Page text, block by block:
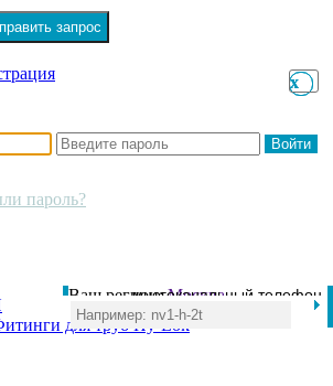
x
x
пароль?
многоканальный телефон
+7 (495) 984-41-00
Ваш регион:Москва
для труб Hy-Lok